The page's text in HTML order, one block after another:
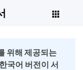
위해 제공되는
국어 버전이 서